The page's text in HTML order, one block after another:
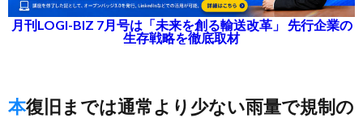
月刊LOGI-BIZ 7月号は「未来を創る輸送改革」 先行企業の
生存戦略を徹底取材
本復旧までは通常より少ない雨量で規制の